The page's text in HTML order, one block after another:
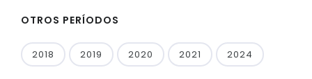
OTROS PERÍODOS
2018 2019 2020 2021 2024